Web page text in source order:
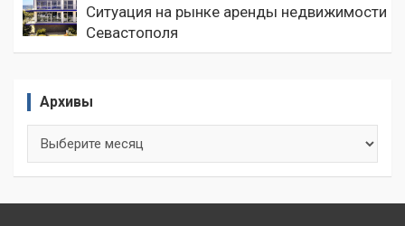
Ситуация на рынке аренды недвижимости
Севастополя
Архивы